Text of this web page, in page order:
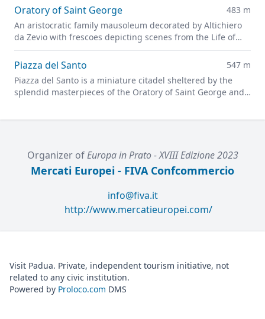
Oratory of Saint George
483 m
An aristocratic family mausoleum decorated by Altichiero
da Zevio with frescoes depicting scenes from the Life of
Christ and of Saint George
Piazza del Santo
547 m
Piazza del Santo is a miniature citadel sheltered by the
splendid masterpieces of the Oratory of Saint George and
Organizer ofEuropa in Prato - XVIII Edizione 2023
Mercati Europei - FIVA Confcommercio
info@fiva.it
http://www.mercatieuropei.com/
Visit Padua. Private, independent tourism initiative, not
related to any civic institution.
Powered by Proloco.com DMS